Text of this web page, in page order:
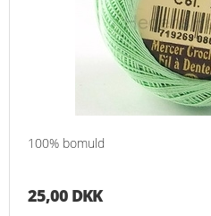
100% bomuld
25,00 DKK